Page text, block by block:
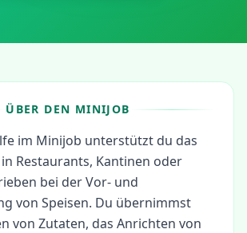
ÜBER DEN MINIJOB
im Minijob unterstützt du das
Restaurants, Kantinen oder
bei der Vor- und
von Speisen. Du übernimmst
von Zutaten, das Anrichten von